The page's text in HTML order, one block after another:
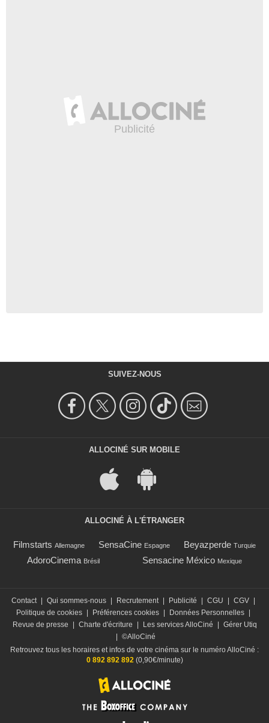
SUIVEZ-NOUS
ALLOCINÉ SUR MOBILE
ALLOCINÉ À L'ÉTRANGER
Filmstarts Allemagne SensaCine Espagne Beyazperde Turquie
AdoroCinema Brésil Sensacine México Mexique
Contact Qui sommes-nous Recrutement Publicité CGU CGV
Politique de cookies
Préférences cookies Données Personnelles
Revue de presse
Charte d'écriture Les services AlloCiné
Gérer Utiq
©AlloCiné
Retrouvez tous les horaires et infos de votre cinéma sur le numéro AlloCiné :
0 892 892 892(0,90€/minute)